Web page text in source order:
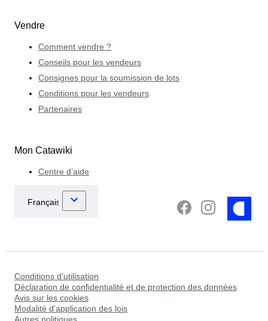
Vendre
Comment vendre ?
Conseils pour les vendeurs
Consignes pour la soumission de lots
Conditions pour les vendeurs
Partenaires
Mon Catawiki
Centre d’aide
Conditions d’utilisation
Déclaration de confidentialité et de protection des données
Avis sur les cookies
Modalité d'application des lois